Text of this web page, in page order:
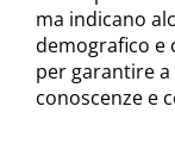
ma indicano
demografico e
per garantire
conoscenze e